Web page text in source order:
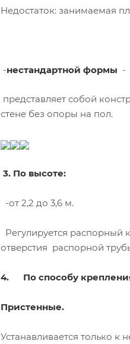
Недостаток: занимаемая
-нестандартной формы -
представляет собой
стене без опоры на пол.
3. По высоте:
-от 2,2 до 3,6 м.
Регулируется распорный
отверстия распорной
4. По способу
Пристенные.
Устанавливается только